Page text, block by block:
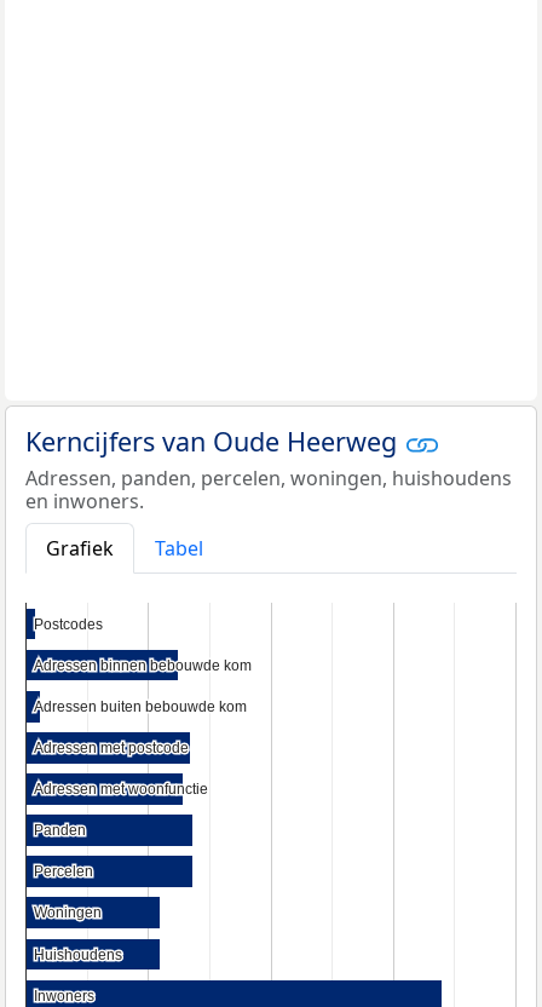
Kerncijfers van Oude Heerweg
Adressen, panden, percelen, woningen, huishoudens
en inwoners.
Grafiek
Tabel
Postcodes
Postcodes
Adressen binnen bebouwde kom
Adressen binnen bebouwde kom
Adressen buiten bebouwde kom
Adressen buiten bebouwde kom
Adressen met postcode
Adressen met postcode
Adressen met woonfunctie
Adressen met woonfunctie
Panden
Panden
Percelen
Percelen
Woningen
Woningen
Huishoudens
Huishoudens
Inwoners
Inwoners